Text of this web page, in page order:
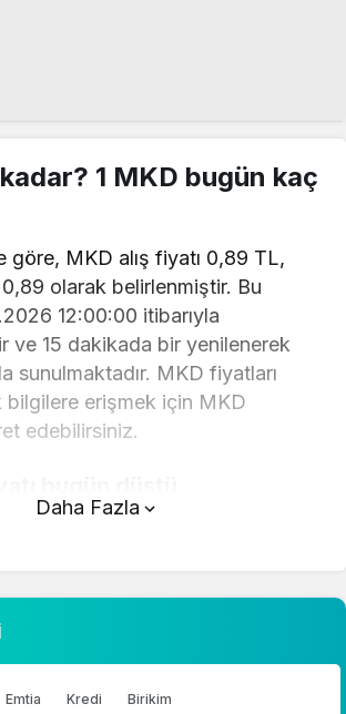
1 MKD bugün kaç
göre, MKD alış fiyatı 0,89 TL,
0,89 olarak belirlenmiştir. Bu
12:00:00 itibarıyla
ve 15 dakikada bir yenilenerek
sunulmaktadır. MKD fiyatları
bilgilere erişmek için MKD
edebilirsiniz.
işlemleri için, sayfanın üstünde
aracını kullanarak mevcut fiyatlar
Daha Fazla
Emtia Kredi Birikim